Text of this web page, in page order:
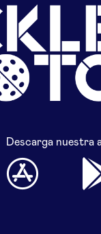
Descarga nuestra